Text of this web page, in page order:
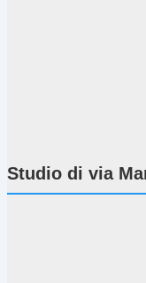
Studio di via